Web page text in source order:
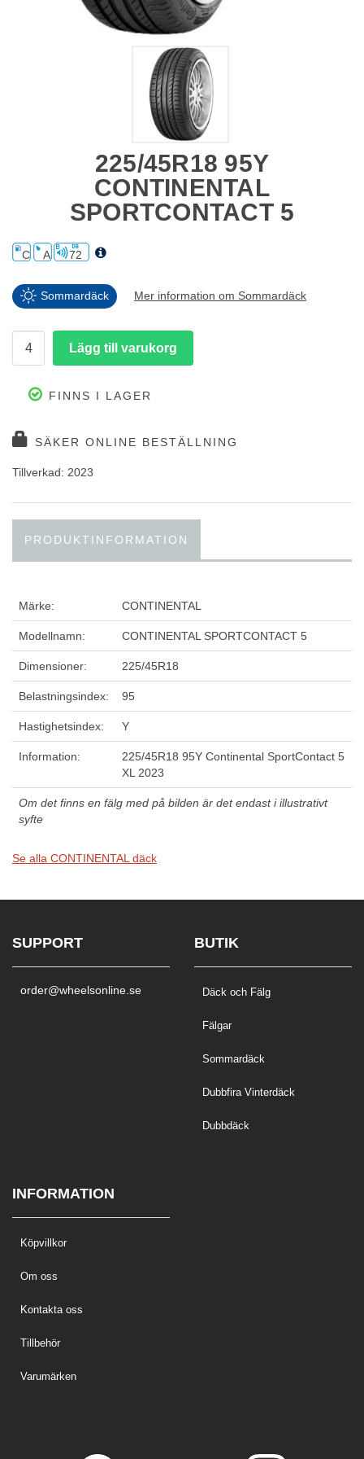
225/45R18 95Y
CONTINENTAL
SPORTCONTACT 5
C A 72
Sommardäck Mer information om Sommardäck
FINNS I LAGER
SÄKER ONLINE BESTÄLLNING
Tillverkad: 2023
PRODUKTINFORMATION
Märke: CONTINENTAL
Modellnamn: CONTINENTAL SPORTCONTACT 5
Dimensioner: 225/45R18
Belastningsindex: 95
Hastighetsindex: Y
Information:
225/45R18 95Y Continental SportContact 5
XL 2023
Om det finns en fälg med på bilden är det endast i illustrativt
syfte
Se alla CONTINENTAL däck
SUPPORT
order@wheelsonline.se
BUTIK
Däck och Fälg
Fälgar
Sommardäck
Dubbfira Vinterdäck
Dubbdäck
INFORMATION
Köpvillkor
Om oss
Kontakta oss
Tillbehör
Varumärken